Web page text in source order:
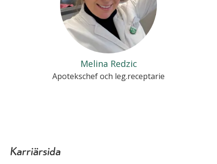
Melina Redzic
Apotekschef och leg.receptarie
Karriärsida